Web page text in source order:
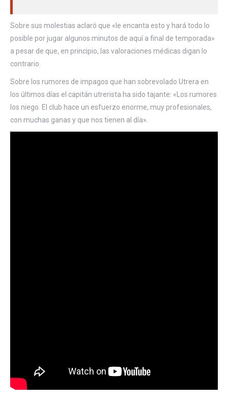
Sobre sus molestias aclaró que «le encanta esto y hará todo lo
posible por jugar algunos minutos de aquí a final de temporada»
a pesar de que, en principio, las valoraciones médicas digan lo
contrario.
Sobre los rumores de impagos que han sobrevolado Utrera en
los últimos días el capitán utrerista ha sido tajante: «Los rumores
los niego. El club hace un esfuerzo enorme, muy profesionales,
con muchas ganas y que nos tienen al día».